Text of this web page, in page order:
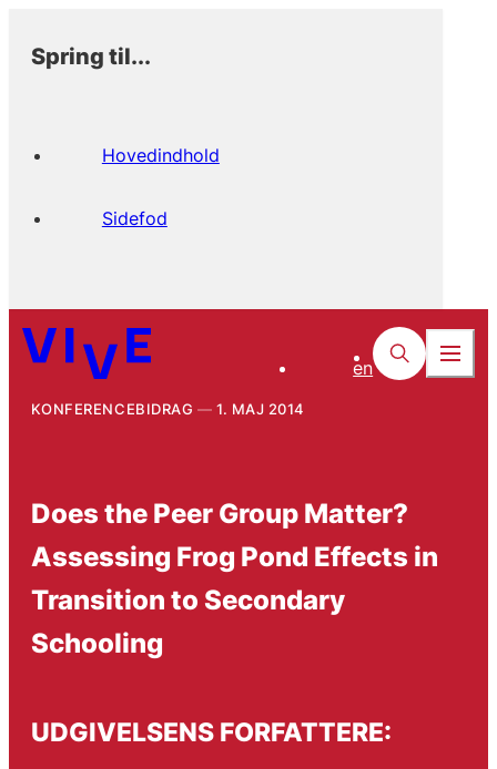
Spring til...
Hovedindhold
Sidefod
en
KONFERENCEBIDRAG 1. MAJ 2014
Does the Peer Group Matter?
Assessing Frog Pond Effects in
Transition to Secondary
Schooling
UDGIVELSENS FORFATTERE: